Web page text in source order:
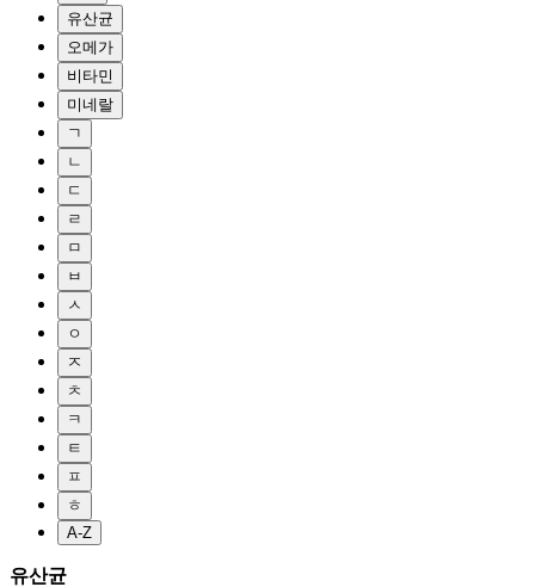
유산균
오메가
비타민
미네랄
ㄱ
ㄴ
ㄷ
ㄹ
ㅁ
ㅂ
ㅅ
ㅇ
ㅈ
ㅊ
ㅋ
ㅌ
ㅍ
ㅎ
A-Z
유산균